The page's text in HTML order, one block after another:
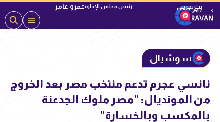
رئيس مجلس الإدارةعمرو عامر
سوشيال
نانسي عجرم تدعم منتخب مصر بعد الخروج
من المونديال: "مصر ملوك الجدعنة
بالمكسب وبالخسارة"